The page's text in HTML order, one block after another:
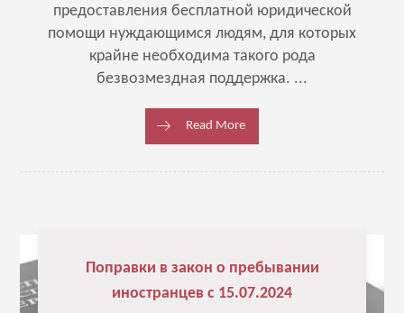
предоставления бесплатной юридической
помощи нуждающимся людям, для которых
крайне необходима такого рода
безвозмездная поддержка. ...
Read More
Поправки в закон о пребывании
иностранцев с 15.07.2024